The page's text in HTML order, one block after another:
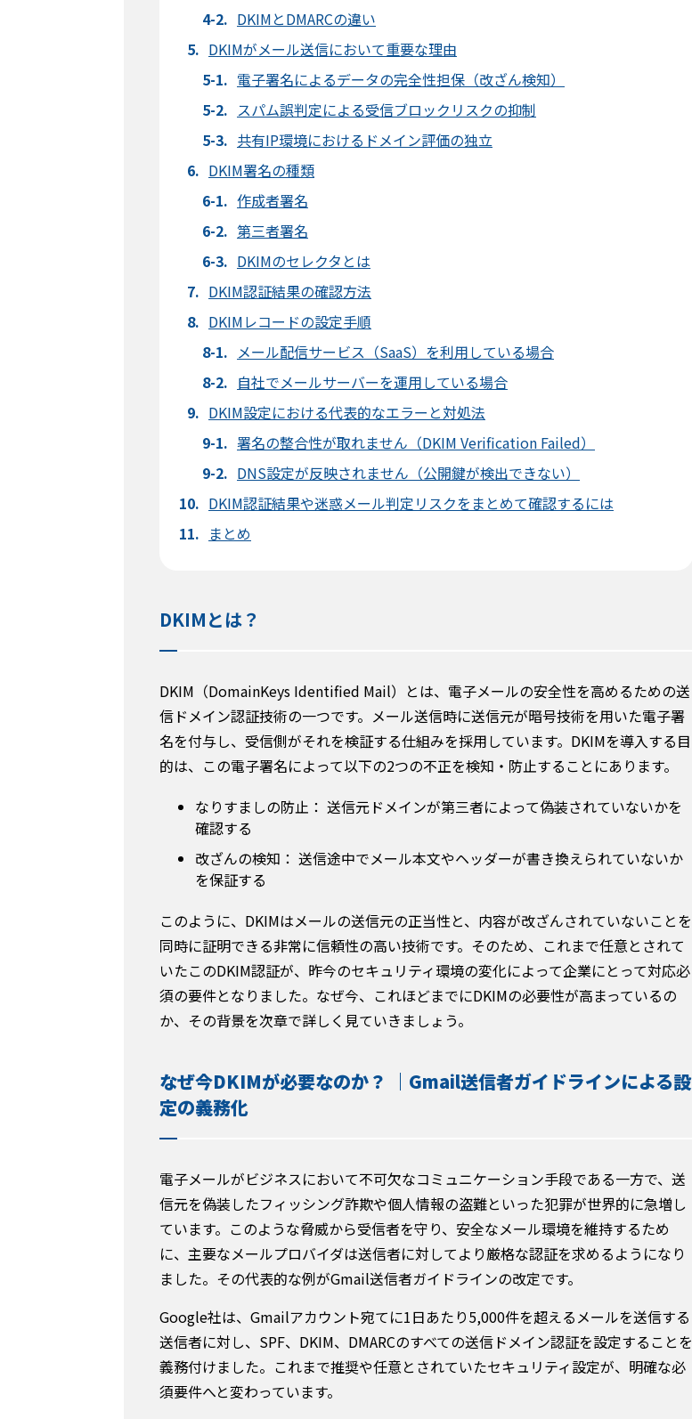
DKIMとDMARCの違い
DKIMがメール送信において重要な理由
電子署名によるデータの完全性担保（改ざん検知）
スパム誤判定による受信ブロックリスクの抑制
共有IP環境におけるドメイン評価の独立
DKIM署名の種類
作成者署名
第三者署名
DKIMのセレクタとは
DKIM認証結果の確認方法
DKIMレコードの設定手順
メール配信サービス（SaaS）を利用している場合
自社でメールサーバーを運用している場合
DKIM設定における代表的なエラーと対処法
署名の整合性が取れません（DKIM Verification Failed）
DNS設定が反映されません（公開鍵が検出できない）
DKIM認証結果や迷惑メール判定リスクをまとめて確認するには
まとめ
DKIMとは？
DKIM（DomainKeys Identified Mail）とは、電子メールの安全性を高めるための送
信ドメイン認証技術の一つです。メール送信時に送信元が暗号技術を用いた電子署
名を付与し、受信側がそれを検証する仕組みを採用しています。DKIMを導入する目
的は、この電子署名によって以下の2つの不正を検知・防止することにあります。
なりすましの防止： 送信元ドメインが第三者によって偽装されていないかを
確認する
改ざんの検知： 送信途中でメール本文やヘッダーが書き換えられていないか
を保証する
このように、DKIMはメールの送信元の正当性と、内容が改ざんされていないことを
同時に証明できる非常に信頼性の高い技術です。そのため、これまで任意とされて
いたこのDKIM認証が、昨今のセキュリティ環境の変化によって企業にとって対応必
須の要件となりました。なぜ今、これほどまでにDKIMの必要性が高まっているの
か、その背景を次章で詳しく見ていきましょう。
なぜ今DKIMが必要なのか？ ｜Gmail送信者ガイドラインによる設
定の義務化
電子メールがビジネスにおいて不可欠なコミュニケーション手段である一方で、送
信元を偽装したフィッシング詐欺や個人情報の盗難といった犯罪が世界的に急増し
ています。このような脅威から受信者を守り、安全なメール環境を維持するため
に、主要なメールプロバイダは送信者に対してより厳格な認証を求めるようになり
ました。その代表的な例がGmail送信者ガイドラインの改定です。
Google社は、Gmailアカウント宛てに1日あたり5,000件を超えるメールを送信する
送信者に対し、SPF、DKIM、DMARCのすべての送信ドメイン認証を設定することを
義務付けました。これまで推奨や任意とされていたセキュリティ設定が、明確な必
須要件へと変わっています。